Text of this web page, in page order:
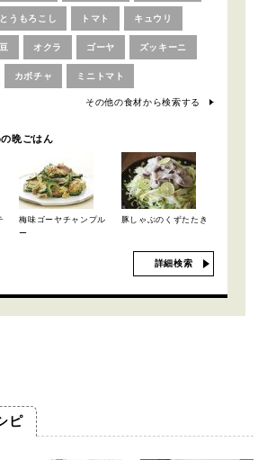
とうもろこし トマト キュウリ
オクラ ゴーヤ ズッキーニ
カボチャ ミニトマト
その他の食材から検索する
晩ごはん
梅味ゴーヤチャンプル
ー
豚しゃぶのくずたたき
詳細検索
ピ